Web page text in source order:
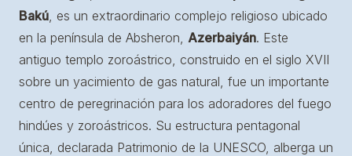
Bakú , es un extraordinario complejo religioso ubicado
en la península de Absheron, Azerbaiyán. Este
antiguo templo zoroástrico, construido en el siglo XVII
sobre un yacimiento de gas natural, fue un importante
centro de peregrinación para los adoradores del fuego
hindúes y zoroástricos. Su estructura pentagonal
única, declarada Patrimonio de la UNESCO, alberga un